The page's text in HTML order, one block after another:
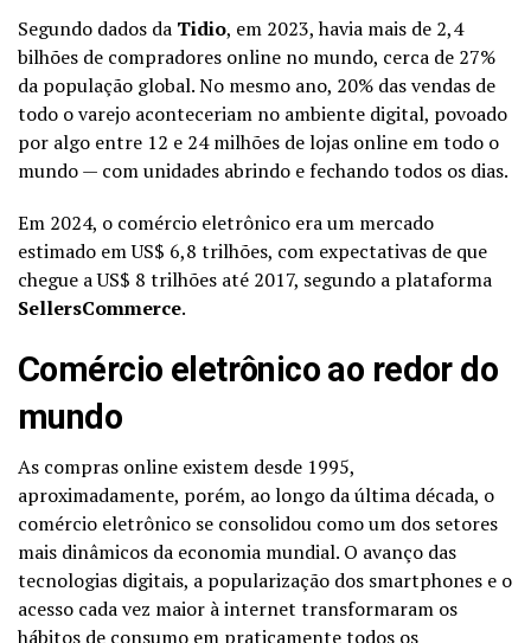
Segundo dados da Tidio, em 2023, havia mais de 2,4
bilhões de compradores online no mundo, cerca de 27%
da população global. No mesmo ano, 20% das vendas de
todo o varejo aconteceriam no ambiente digital, povoado
por algo entre 12 e 24 milhões de lojas online em todo o
mundo — com unidades abrindo e fechando todos os dias.
Em 2024, o comércio eletrônico era um mercado
estimado em US$ 6,8 trilhões, com expectativas de que
chegue a US$ 8 trilhões até 2017, segundo a plataforma
SellersCommerce.
Comércio eletrônico ao redor do
mundo
As compras online existem desde 1995,
aproximadamente, porém, ao longo da última década, o
comércio eletrônico se consolidou como um dos setores
mais dinâmicos da economia mundial. O avanço das
tecnologias digitais, a popularização dos smartphones e o
acesso cada vez maior à internet transformaram os
hábitos de consumo em praticamente todos os